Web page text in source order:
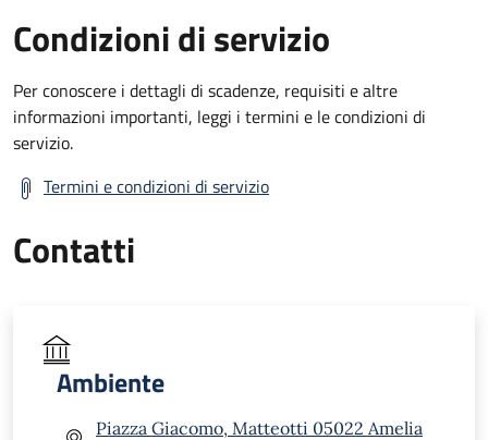
Condizioni di servizio
Per conoscere i dettagli di scadenze, requisiti e altre
informazioni importanti, leggi i termini e le condizioni di
servizio.
Termini e condizioni di servizio
Contatti
Ambiente
Piazza Giacomo, Matteotti 05022 Amelia